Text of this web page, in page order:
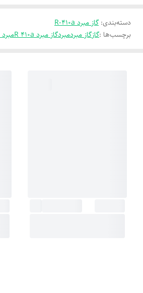
دسته‌بندی: گاز مبرد R-410a
برچسب‌ها :گازگاز مبردمبردگاز مبرد R 410a مبرد 410a